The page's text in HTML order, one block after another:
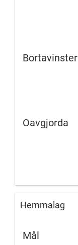
Bortavinster
Oavgjorda
Hemmalag
Mål